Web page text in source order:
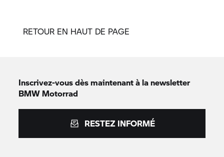
RETOUR EN HAUT DE PAGE
Inscrivez-vous dès maintenant à la newsletter
BMW Motorrad
RESTEZ INFORMÉ